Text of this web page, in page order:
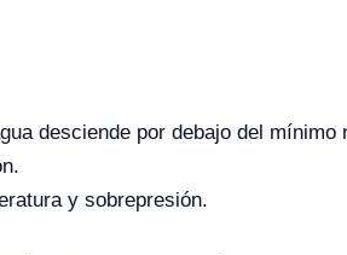
desciende por debajo del mínimo
y sobrepresión.